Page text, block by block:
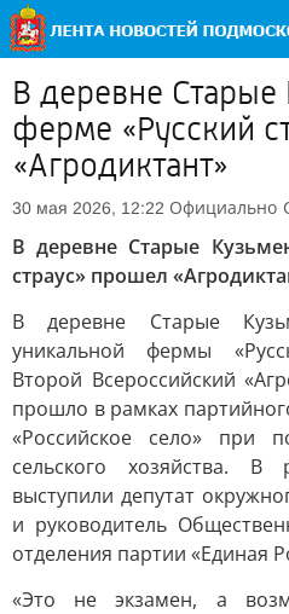
В деревне Старые
ферме «Русский
«Агродиктант»
30 мая 2026, 12:22 Официально
В деревне Старые
страус» прошел
В деревне Старые
уникальной фермы
Второй Всероссийский
прошло в рамках
«Российское село» при
сельского хозяйства. В
выступили депутат
и руководитель
отделения партии «Единая
«Это не экзамен, а